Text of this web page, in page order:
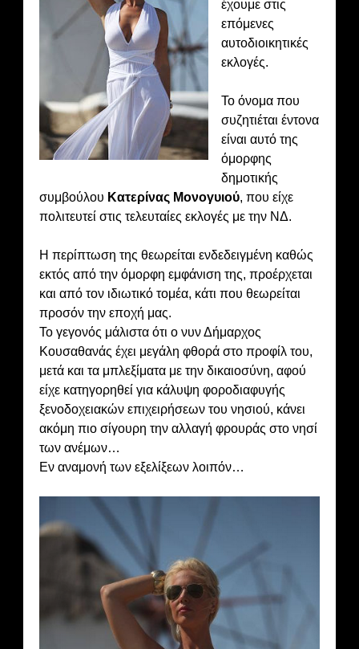
έχουμε στις
επόμενες
αυτοδιοικητικές
εκλογές.
Το όνομα που
συζητιέται έντονα
είναι αυτό της
όμορφης
δημοτικής
συμβούλου Κατερίνας Μονογυιού, που είχε
πολιτευτεί στις τελευταίες εκλογές με την ΝΔ.
Η περίπτωση της θεωρείται ενδεδειγμένη καθώς
εκτός από την όμορφη εμφάνιση της, προέρχεται
και από τον ιδιωτικό τομέα, κάτι που θεωρείται
προσόν την εποχή μας.
Το γεγονός μάλιστα ότι ο νυν Δήμαρχος
Κουσαθανάς έχει μεγάλη φθορά στο προφίλ του,
μετά και τα μπλεξίματα με την δικαιοσύνη, αφού
είχε κατηγορηθεί για κάλυψη φοροδιαφυγής
ξενοδοχειακών επιχειρήσεων του νησιού, κάνει
ακόμη πιο σίγουρη την αλλαγή φρουράς στο νησί
των ανέμων…
Εν αναμονή των εξελίξεων λοιπόν…